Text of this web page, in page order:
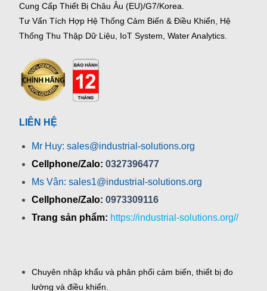
Cung Cấp Thiết Bị Châu Âu (EU)/G7/Korea.
Tư Vấn Tích Hợp Hệ Thống Cảm Biến & Điều Khiển, Hệ
Thống Thu Thập Dữ Liệu, IoT System, Water Analytics.
LIÊN HỆ
Mr Huy: sales@industrial-solutions.org
Cellphone/Zalo: 0327396477
Ms Vân: sales1@industrial-solutions.org
Cellphone/Zalo: 0973309116
Trang sản phẩm: https://industrial-solutions.org//
Chuyên nhập khẩu và phân phối cảm biến, thiết bị đo
lường và điều khiển.